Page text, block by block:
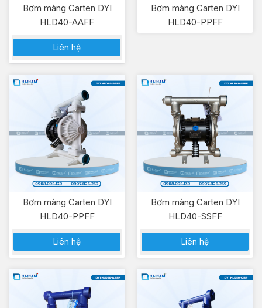
Bơm màng Carten DYI
HLD40-AAFF
Liên hệ
Bơm màng Carten DYI
HLD40-PPFF
Bơm màng Carten DYI
HLD40-PPFF
Liên hệ
Bơm màng Carten DYI
HLD40-SSFF
Liên hệ